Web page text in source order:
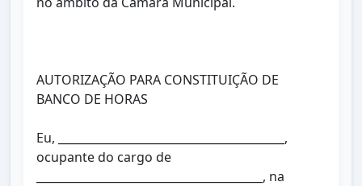
AUTORIZAÇÃO PARA CONSTITUIÇÃO DE
BANCO DE HORAS
Eu, ________________________________________,
ocupante do cargo de
________________________________________, na